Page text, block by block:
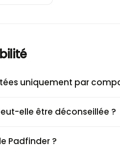
uniquement par
elle être déconseillée ?
Padfinder ?